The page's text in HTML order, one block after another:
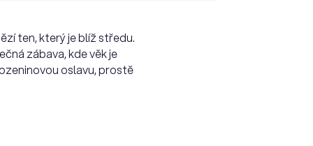
ten, který je blíž středu.
zábava, kde věk je
oslavu, prostě